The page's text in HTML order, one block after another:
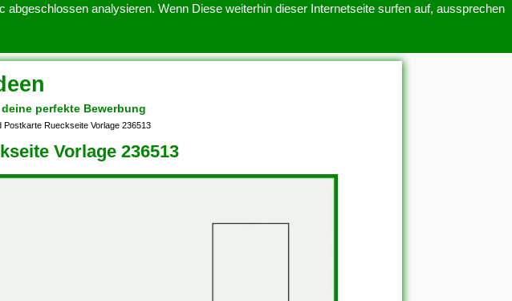
analysieren. Wenn Diese weiterhin dieser Internetseite surfen auf, aussprechen
NUTZUNGSBEDINGUNGEN
perfekte Bewerbung
Postkarte Rueckseite Vorlage 236513
Vorlage 236513